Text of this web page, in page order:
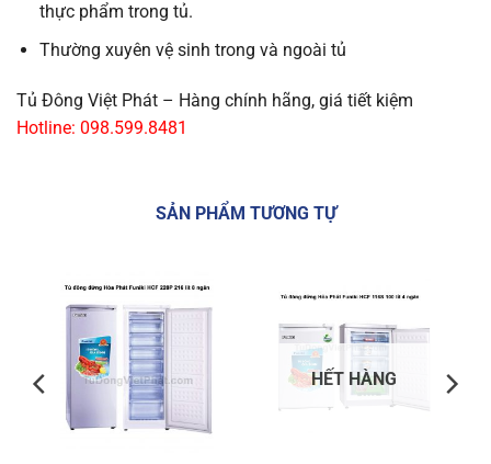
thực phẩm trong tủ.
Thường xuyên vệ sinh trong và ngoài tủ
Tủ Đông Việt Phát – Hàng chính hãng, giá tiết kiệm
Hotline: 098.599.8481
SẢN PHẨM TƯƠNG TỰ
HẾT HÀNG